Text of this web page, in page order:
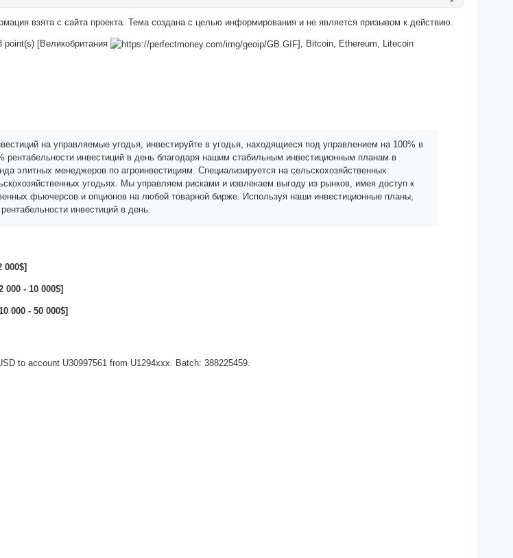
взята с сайта проекта. Тема создана с целью информирования и не является призывом к действию.
point(s) [Великобритания ], Bitcoin, Ethereum, Litecoin
на управляемые угодья, инвестируйте в угодья, находящиеся под управлением на 100% в
рентабельности инвестиций в день благодаря нашим стабильным инвестиционным планам в
элитных менеджеров по агроинвестициям. Специализируется на сельскохозяйственных
угодьях. Мы управляем рисками и извлекаем выгоду из рынков, имея доступ к
фьючерсов и опционов на любой товарной бирже. Используя наши инвестиционные планы,
инвестиций в день.
000$]
- 10 000$]
000 - 50 000$]
to account U30997561 from U1294xxx. Batch: 388225459.